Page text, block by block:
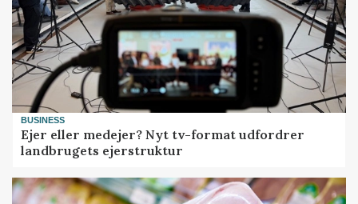
BUSINESS
Ejer eller medejer? Nyt tv-format udfordrer
landbrugets ejerstruktur